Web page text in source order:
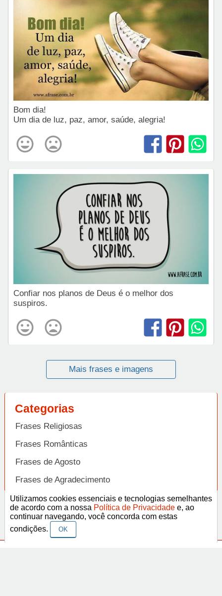
Bom dia!
Um dia de luz, paz, amor, saúde, alegria!
Confiar nos planos de Deus é o melhor dos
suspiros.
Mais frases e imagens
Categorias
Frases Religiosas
Frases Românticas
Frases de Agosto
Frases de Agradecimento
Frases de Amizade
Frases de Amor
Frases de Aniversário
Abrir
Utilizamos cookies essenciais e tecnologias semelhantes
de acordo com a nossa Política de Privacidade e, ao
continuar navegando, você concorda com estas
condições.
OK